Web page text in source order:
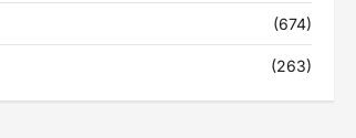
(674)
(263)